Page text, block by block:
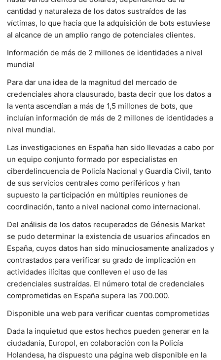
cantidad y naturaleza de los datos sustraídos de las
víctimas, lo que hacía que la adquisición de bots estuviese
al alcance de un amplio rango de potenciales clientes.
Información de más de 2 millones de identidades a nivel
mundial
Para dar una idea de la magnitud del mercado de
credenciales ahora clausurado, basta decir que los datos a
la venta ascendían a más de 1,5 millones de bots, que
incluían información de más de 2 millones de identidades a
nivel mundial.
Las investigaciones en España han sido llevadas a cabo por
un equipo conjunto formado por especialistas en
ciberdelincuencia de Policía Nacional y Guardia Civil, tanto
de sus servicios centrales como periféricos y han
supuesto la participación en múltiples reuniones de
coordinación, tanto a nivel nacional como internacional.
Del análisis de los datos recuperados de Génesis Market
se pudo determinar la existencia de usuarios afincados en
España, cuyos datos han sido minuciosamente analizados y
contrastados para verificar su grado de implicación en
actividades ilícitas que conlleven el uso de las
credenciales sustraídas. El número total de credenciales
comprometidas en España supera las 700.000.
Disponible una web para verificar cuentas comprometidas
Dada la inquietud que estos hechos pueden generar en la
ciudadanía, Europol, en colaboración con la Policía
Holandesa, ha dispuesto una página web disponible en la